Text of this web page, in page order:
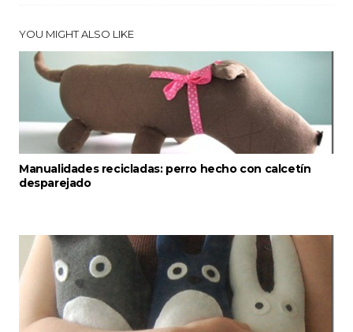
YOU MIGHT ALSO LIKE
Manualidades recicladas: perro hecho con calcetín
desparejado